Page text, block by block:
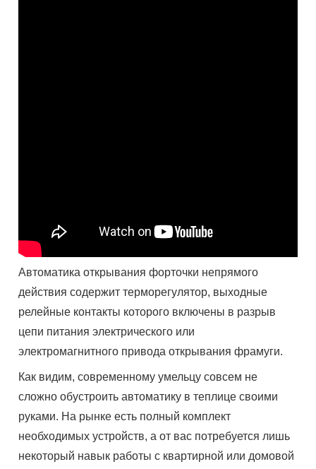
Автоматика открывания форточки непрямого
действия содержит терморегулятор, выходные
релейные контакты которого включены в разрыв
цепи питания электрического или
электромагнитного привода открывания фрамуги.
Как видим, современному умельцу совсем не
сложно обустроить автоматику в теплице своими
руками. На рынке есть полный комплект
необходимых устройств, а от вас потребуется лишь
некоторый навык работы с квартирной или домовой